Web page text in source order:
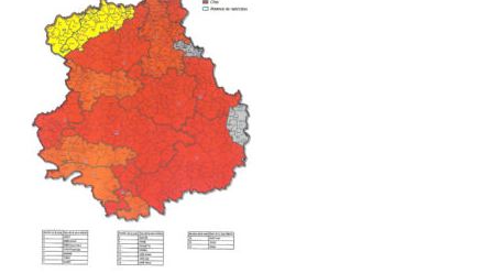
Mon village
Mes démarches
Faverolles dans la presse
Faverolles Infos – Format
numérique
Séjourner à Faverolles